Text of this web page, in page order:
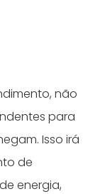
não
para
Isso irá
de
energia,